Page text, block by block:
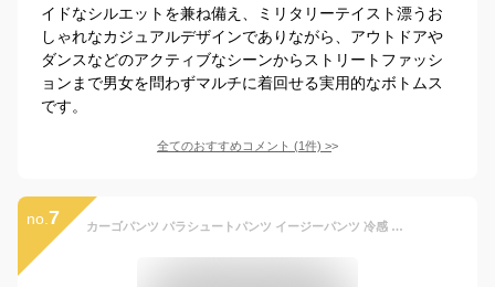
イドなシルエットを兼ね備え、ミリタリーテイスト漂うお
しゃれなカジュアルデザインでありながら、アウトドアや
ダンスなどのアクティブなシーンからストリートファッシ
ョンまで男女を問わずマルチに着回せる実用的なボトムス
です。
全てのおすすめコメント (1件) >
no. 7 カーゴパンツ パラシュートパンツ イージーパンツ 冷感 ワイドパンツ レディース 裾ドロスト 大きいサイズ パンツ ボトムス ゆったり 体型カバー ウエストゴム 無地 春 夏 軽量 ダンス ワークパンツ おしゃれ ロングパンツ 2way ストリート 大きいサイズ